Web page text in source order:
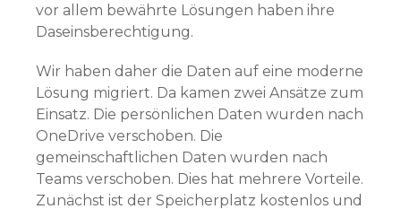
vor allem bewährte Lösungen haben ihre
Daseinsberechtigung.
Wir haben daher die Daten auf eine moderne
Lösung migriert. Da kamen zwei Ansätze zum
Einsatz. Die persönlichen Daten wurden nach
OneDrive verschoben. Die
gemeinschaftlichen Daten wurden nach
Teams verschoben. Dies hat mehrere Vorteile.
Zunächst ist der Speicherplatz kostenlos und